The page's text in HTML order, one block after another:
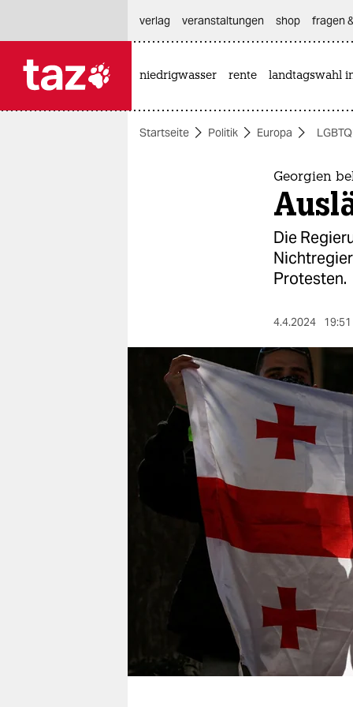
themen
berlin
nord
wahrheit
verlag
verlag
veranstaltungen
fragen & hilfe
unterstützen
genossenschaft
verlag
veranstaltungen shop fragen
niedrigwasser rente landtagswahl
Startseite Politik Europa
Georgien
Die
Protesten.
4.4.2024